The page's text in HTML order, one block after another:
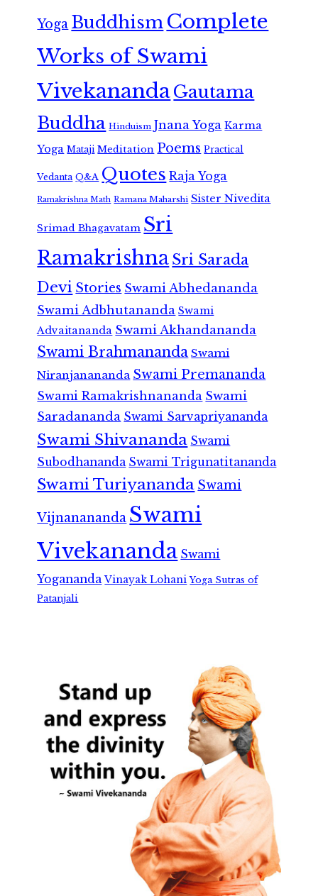
Yoga Buddhism Complete
Works of Swami
VivekanandaGautama
Buddha Hinduism Jnana Yoga Karma
Yoga Mataji Meditation Poems Practical
Vedanta Q&A Quotes Raja Yoga
Ramakrishna Math Ramana Maharshi Sister Nivedita
Srimad Bhagavatam Sri
RamakrishnaSri Sarada
Devi Stories Swami Abhedananda
Swami Adbhutananda Swami
Advaitananda Swami Akhandananda
Swami Brahmananda Swami
Niranjanananda Swami Premananda
Swami Ramakrishnananda Swami
Saradananda Swami Sarvapriyananda
Swami Shivananda Swami
Subodhananda Swami Trigunatitananda
Swami Turiyananda Swami
Vijnanananda Swami
Vivekananda Swami
Yogananda Vinayak Lohani Yoga Sutras of
Patanjali